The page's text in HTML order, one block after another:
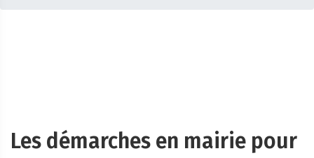
Les démarches en mairie pour